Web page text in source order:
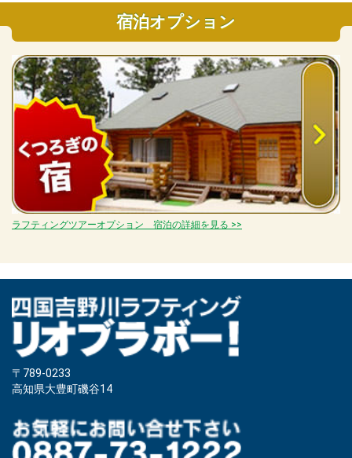
宿泊オプション
ラフティングツアーオプション 宿泊の詳細を見る >>
〒789-0233
高知県大豊町磯谷14